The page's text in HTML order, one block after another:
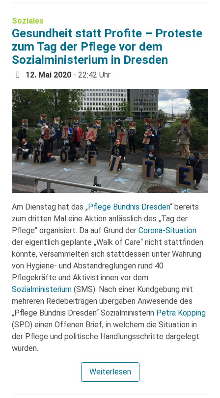
Soziales
Gesundheit statt Profite – Proteste
zum Tag der Pflege vor dem
Sozialministerium in Dresden
12. Mai 2020 - 22:42 Uhr
Am Dienstag hat das „Pflege Bündnis Dresden“ bereits
zum dritten Mal eine Aktion anlässlich des „Tag der
Pflege“ organisiert. Da auf Grund der Corona-Situation
der eigentlich geplante „Walk of Care“ nicht stattfinden
konnte, versammelten sich stattdessen unter Wahrung
von Hygiene- und Abstandreglungen rund 40
Pflegekräfte und Aktivist:innen vor dem
Sozialministerium (SMS). Nach einer Kundgebung mit
mehreren Redebeiträgen übergaben Anwesende des
„Pflege Bündnis Dresden“ Sozialministerin Petra Köpping
(SPD) einen Offenen Brief, in welchem die Situation in
der Pflege und politische Handlungsschritte dargelegt
wurden.
Weiterlesen